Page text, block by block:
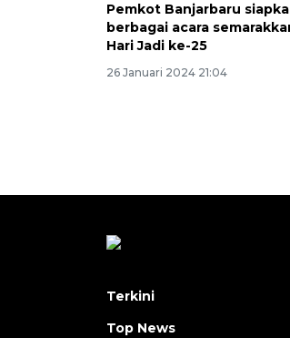
Pemkot Banjarbaru
berbagai acara
Hari Jadi ke-25
26 Januari 2024 21:04
Terkini
Top News